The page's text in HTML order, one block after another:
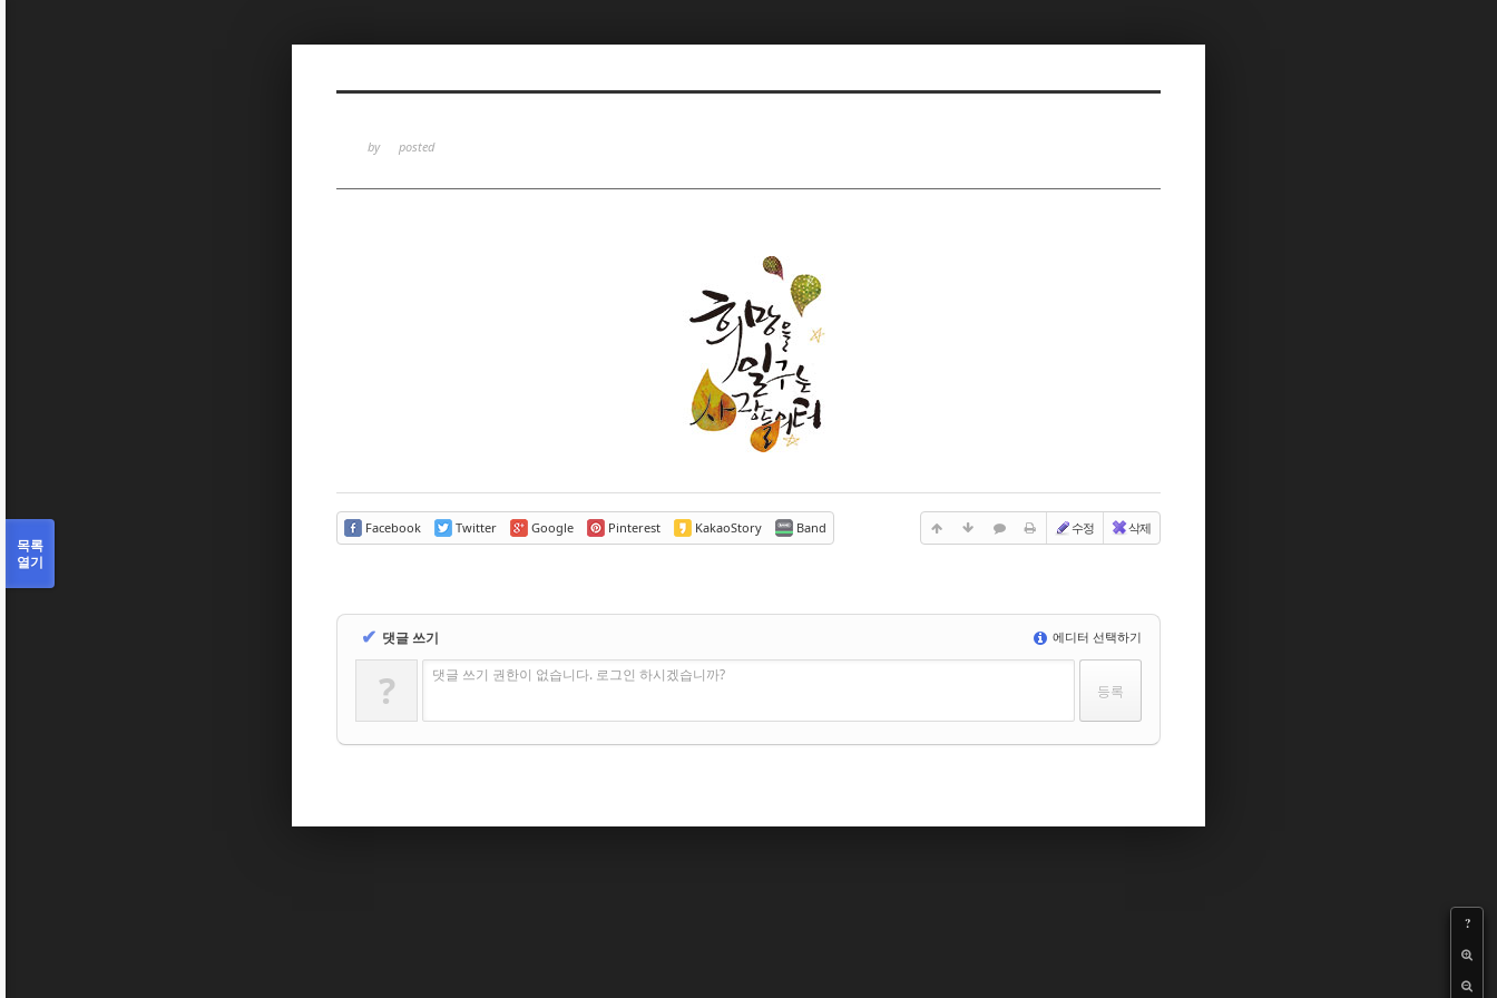
by posted
?
Facebook Twitter Google Pinterest KakaoStory Band 수정 삭제
✔ 댓글 쓰기 에디터 선택하기
? 댓글 쓰기 권한이 없습니다. 로그인 하시겠습니까?
목록
열기
Sketchbook5, 스케치북5